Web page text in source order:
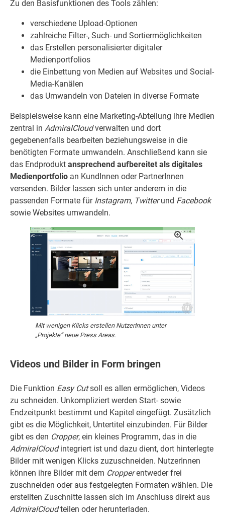
Zu den Basisfunktionen des Tools zählen:
verschiedene Upload-Optionen
zahlreiche Filter-, Such- und Sortiermöglichkeiten
das Erstellen personalisierter digitaler
Medienportfolios
die Einbettung von Medien auf Websites und Social-
Media-Kanälen
das Umwandeln von Dateien in diverse Formate
Beispielsweise kann eine Marketing-Abteilung ihre Medien
zentral in AdmiralCloudverwalten und dort
gegebenenfalls bearbeiten beziehungsweise in die
benötigten Formate umwandeln. Anschließend kann sie
das Endprodukt ansprechend aufbereitet als digitales
Medienportfolio an KundInnen oder PartnerInnen
versenden. Bilder lassen sich unter anderem in die
passenden Formate für Instagram, Twitterund Facebook
sowie Websites umwandeln.
Mit wenigen Klicks erstellen NutzerInnen unter
„Projekte“ neue Press Areas.
Videos und Bilder in Form bringen
Die Funktion Easy Cutsoll es allen ermöglichen, Videos
zu schneiden. Unkompliziert werden Start- sowie
Endzeitpunkt bestimmt und Kapitel eingefügt. Zusätzlich
gibt es die Möglichkeit, Untertitel einzubinden. Für Bilder
gibt es den Cropper, ein kleines Programm, das in die
AdmiralCloudintegriert ist und dazu dient, dort hinterlegte
Bilder mit wenigen Klicks zuzuschneiden. NutzerInnen
können ihre Bilder mit dem Cropperentweder frei
zuschneiden oder aus festgelegten Formaten wählen. Die
erstellten Zuschnitte lassen sich im Anschluss direkt aus
AdmiralCloudteilen oder herunterladen.